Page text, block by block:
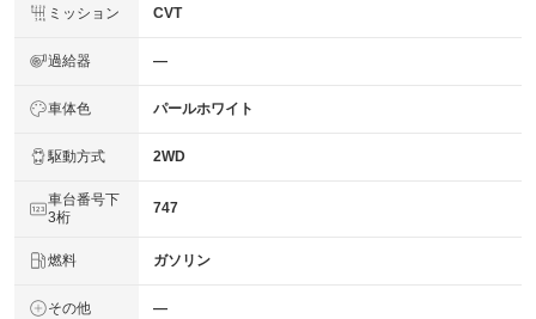
ミッション CVT
過給器 ―
車体色 パールホワイト
駆動方式 2WD
車台番号下
3桁
747
燃料 ガソリン
その他 ―